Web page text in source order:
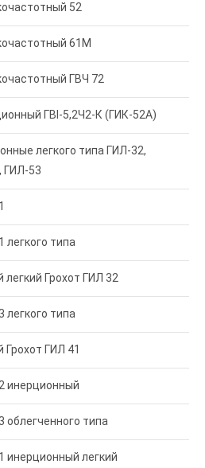
52
61М
ГВЧ 72
ГВI-5,2Ч2-К (ГИК-52А)
легкого типа ГИЛ-32,
ГИЛ-53
легкого типа
Грохот ГИЛ 32
легкого типа
Грохот ГИЛ 41
инерционный
облегченного типа
инерционный легкий